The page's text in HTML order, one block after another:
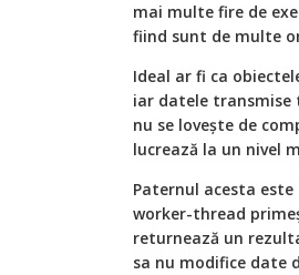
mai multe fire de
fiind sunt de multe
Ideal ar fi ca
iar datele transmise
nu se loveşte de
lucrează la un nivel
Paternul acesta
worker-thread
returnează un
sa nu modifice date